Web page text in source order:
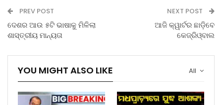
PREV POST
ଦେଶର ଆଉ ୫ଟି ଭାଷାକୁ ମିଳିଲା
ଶାସ୍ତ୍ରୀୟ ମାନ୍ୟତା
NEXT POST
ଆଜି କ୍ୱାର୍ଟର ଛାଡ଼ିବେ
କେଜ୍‌ରିଓ୍ବାଲ
All
YOU MIGHT ALSO LIKE